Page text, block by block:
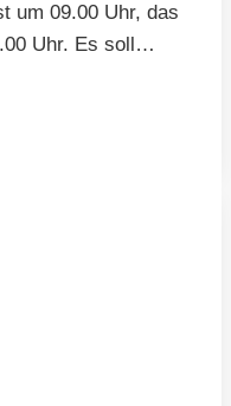
um 09.00 Uhr, das
Uhr. Es soll…